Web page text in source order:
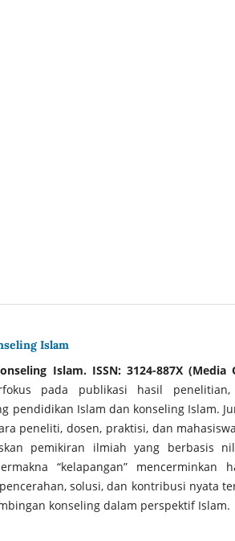
Islam
Islam. ISSN: 3124-887X (Media
pada publikasi hasil penelitian,
pendidikan Islam dan konseling Islam.
peneliti, dosen, praktisi, dan
pemikiran ilmiah yang berbasis
“kelapangan” mencerminkan
solusi, dan kontribusi nyata
konseling dalam perspektif Islam.